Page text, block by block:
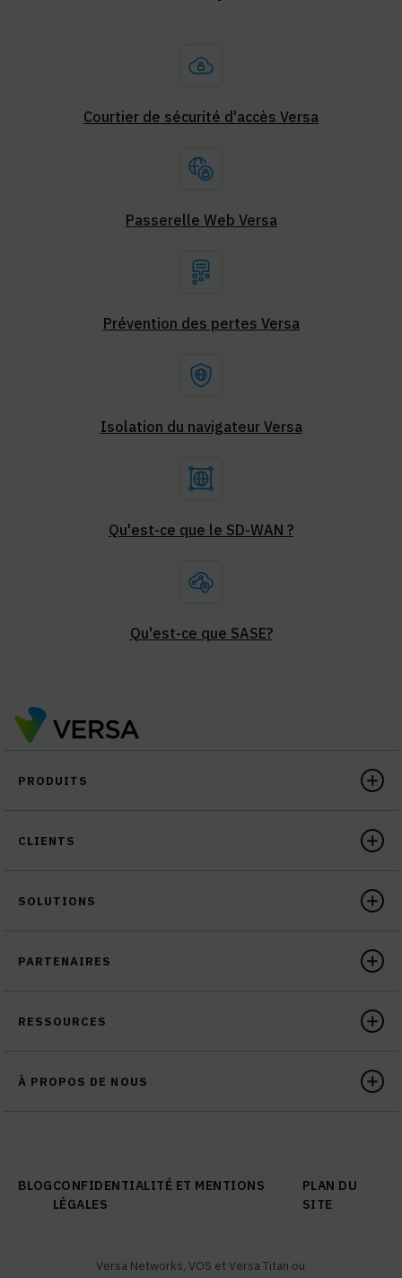
Courtier de sécurité d'accès Versa
Passerelle Web Versa
Prévention des pertes Versa
Isolation du navigateur Versa
Qu'est-ce que le SD-WAN ?
Qu'est-ce que SASE?
PRODUITS
CLIENTS
SOLUTIONS
PARTENAIRES
RESSOURCES
À PROPOS DE NOUS
BLOGCONFIDENTIALITÉ ET MENTIONS
LÉGALES
PLAN DU
SITE
Versa Networks, VOS et Versa Titan ou